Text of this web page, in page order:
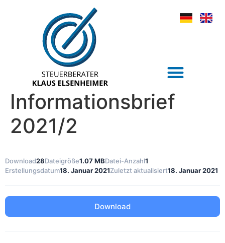
Informationsbrief
2021/2
Download28Dateigröße1.07 MBDatei-Anzahl1
Erstellungsdatum18. Januar 2021Zuletzt aktualisiert18. Januar 2021
Download